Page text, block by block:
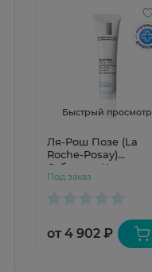
Быстрый просмотр
Ля-Рош Позе (La
Roche-Posay)
Субстиан Крем для
коррекции зрелой
Под заказ
от 4 902 ₽